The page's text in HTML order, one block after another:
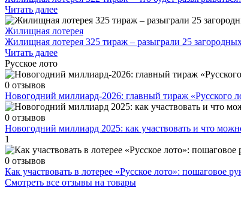
Читать далее
Жилищная лотерея
Жилищная лотерея 325 тираж – разыграли 25
Читать далее
Русское лото
0 отзывов
Новогодний миллиард-2026: главный тираж «Русского
0 отзывов
Новогодний миллиард 2025: как участвовать и что
1
0 отзывов
Как участвовать в лотерее «Русское лото»: пошаговое
Смотреть все отзывы на товары